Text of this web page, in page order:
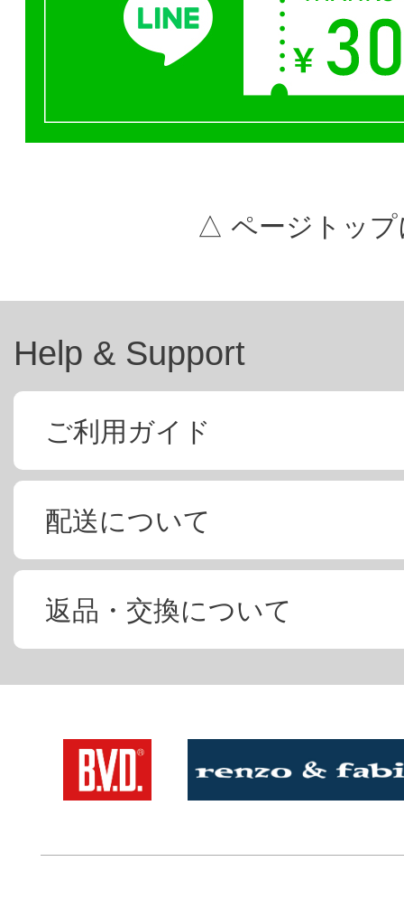
△ ページトップ
Help & Support
ご利用ガイド
配送について
返品・交換について